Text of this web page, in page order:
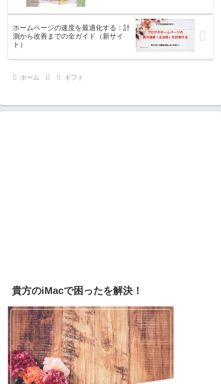
ホームページの速度を最適化する：計
測から改善までの全ガイド（新サイ
ト）
ホーム ギフト
貴方のiMacで困ったを解決！